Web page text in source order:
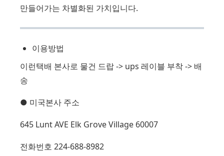
만들어가는 차별화된 가치입니다.
이용방법
이런택배 본사로 물건 드랍 -> ups 레이블 부착 -> 배
송
● 미국본사 주소
645 Lunt AVE Elk Grove Village 60007
전화번호 224-688-8982